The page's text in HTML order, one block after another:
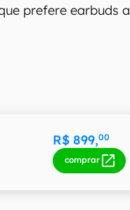
prefere earbuds a
R$ 899,00
comprar